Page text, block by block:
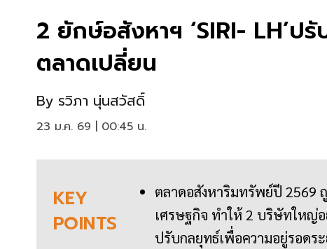
2 ยักษ์อสังหาฯ ‘SIRI- LH’ป
ตลาดเปลี่ยน
By รวิภา นุ่นสวัสดิ์
23 ม.ค. 69 | 00:45 น.
KEY
POINTS
ตลาดอสังหาริมทรัพย์ปี 2569
เศรษฐกิจ ทำให้ 2 บริษัทใหญ่
ปรับกลยุทธ์เพื่อความอยู่รอดร